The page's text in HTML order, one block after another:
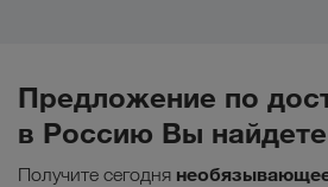
Предложение по
в Россию Вы
Получите сегодня